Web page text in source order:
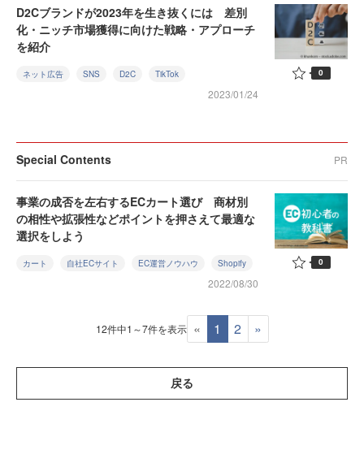
D2Cブランドが2023年を生き抜くには 差別
化・ニッチ市場獲得に向けた戦略・アプローチ
を紹介
ネット広告 SNS D2C TikTok
2023/01/24
0
Special Contents PR
事業の成否を左右するECカート選び 商材別
の相性や拡張性などポイントを押さえて最適な
選択をしよう
カート 自社ECサイト EC運営ノウハウ Shopify
2022/08/30
0
12件中1～7件を表示 « 1 2 »
戻る